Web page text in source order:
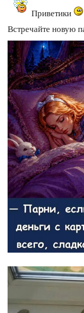
Приветики
Встречайте новую